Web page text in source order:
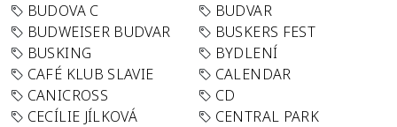
BUDOVA C
BUDVAR
BUDWEISER BUDVAR
BUSKERS FEST
BUSKING
BYDLENÍ
CAFÉ KLUB SLAVIE
CALENDAR
CANICROSS
CD
CECÍLIE JÍLKOVÁ
CENTRAL PARK